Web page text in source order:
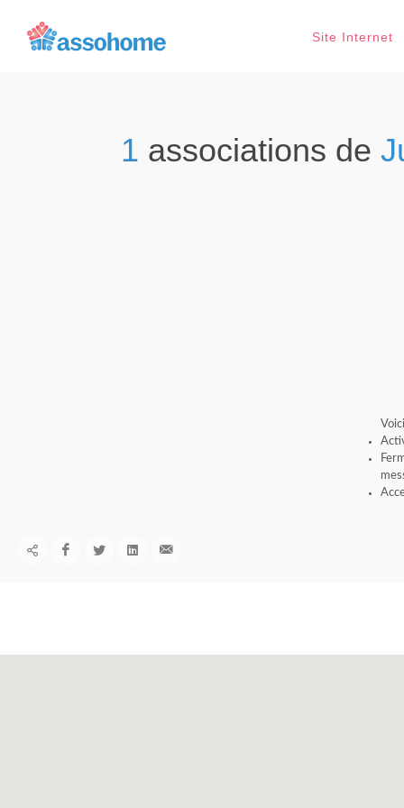
Site Internet
1 associations de